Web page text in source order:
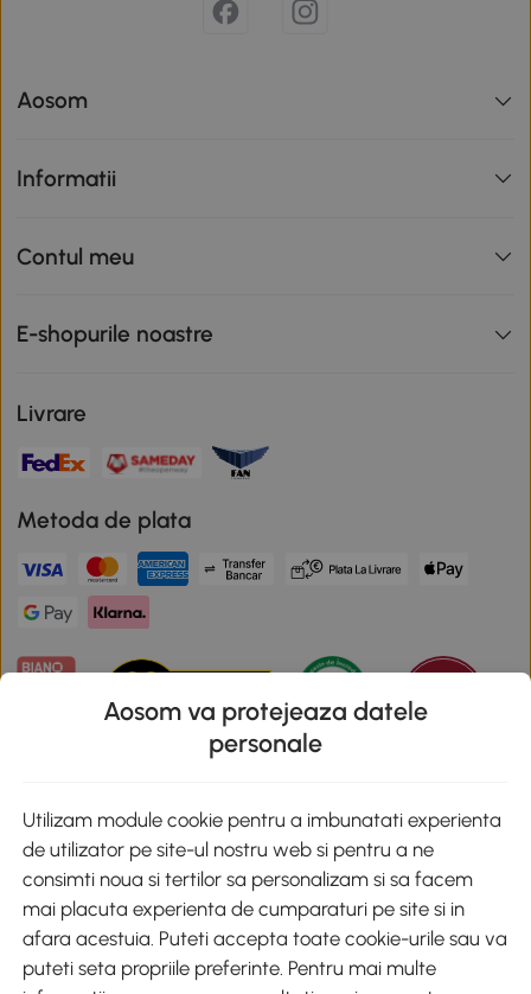
Aosom
Informatii
Contul meu
E-shopurile noastre
Livrare
Metoda de plata
Descarca aplicatia Aosom
Google Play
+40 312294730 clienti@aosom.ro
Aosom va protejeaza datele
personale
Utilizam module cookie pentru a imbunatati experienta
de utilizator pe site-ul nostru web si pentru a ne
consimti noua si tertilor sa personalizam si sa facem
mai placuta experienta de cumparaturi pe site si in
afara acestuia. Puteti accepta toate cookie-urile sau va
puteti seta propriile preferinte. Pentru mai multe